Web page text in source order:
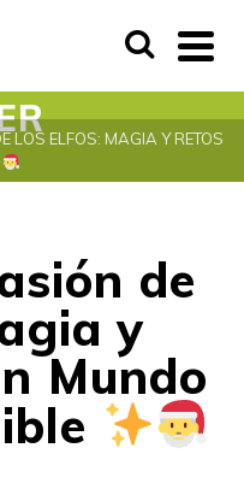
LOS ELFOS: MAGIA Y RETOS
de
y
Mundo